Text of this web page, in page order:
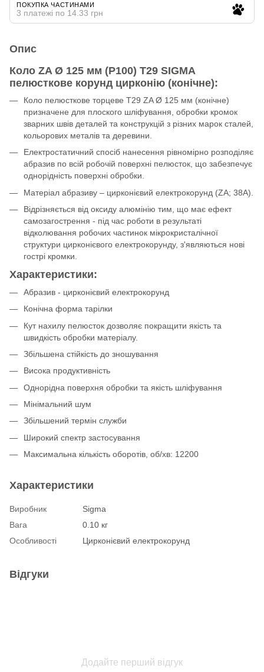
ПОКУПКА ЧАСТИНАМИ
3 платежі по 14.33 грн
Опис
Коло ZA Ø 125 мм (P100) Т29 SIGMA
пелюсткове корунд цирконію (конічне):
Коло пелюсткове торцеве Т29 ZA Ø 125 мм (конічне)
призначене для плоского шліфування, обробки кромок
зварних швів деталей та конструкцій з різних марок сталей,
кольорових металів та деревини.
Електростатичний спосіб нанесення рівномірно розподіляє
абразив по всій робочій поверхні пелюсток, що забезпечує
однорідність поверхні обробки.
Матеріал абразиву – цирконієвий електрокорунд (ZA; 38А).
Відрізняється від оксиду алюмінію тим, що має ефект
самозагострення - під час роботи в результаті
відколювання робочих частинок мікрокристалічної
структури цирконієвого електрокорунду, з'являються нові
гострі кромки.
Характеристики:
Абразив - цирконієвий електрокорунд
Конічна форма тарілки
Кут нахилу пелюсток дозволяє покращити якість та
швидкість обробки матеріалу.
Збільшена стійкість до зношування
Висока продуктивність
Однорідна поверхня обробки та якість шліфування
Мінімальний шум
Збільшений термін служби
Широкий спектр застосування
Максимальна кількість оборотів, об/хв: 12200
Характеристики
Виробник
Sigma
Вага
0.10 кг
Особливості
Цирконієвий електрокорунд
Відгуки
Додайте перший відгук